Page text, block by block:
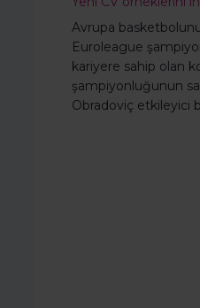
Avrupa
Euroleague
kariyere sahip olan
şampiyonluğunun
Obradoviç etkileyici